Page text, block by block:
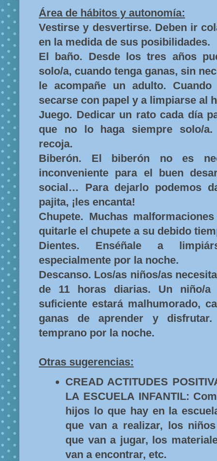
Área de hábitos y autonomía:
Vestirse y desvertirse. Deben ir
en la medida de sus posibilidades.
El baño. Desde los tres años
solo/a, cuando tenga ganas, sin
le acompañe un adulto.
secarse con papel y a limpiarse al
Juego. Dedicar un rato cada día
que no lo haga siempre solo/a.
recoja.
Biberón. El biberón no es
inconveniente para el buen
social… Para dejarlo podemos
pajita, ¡les encanta!
Chupete. Muchas
quitarle el chupete a su debido
Dientes. Enséñale a
especialmente por la noche.
Descanso. Los/as niños/as
de 11 horas diarias. Un niño/
suficiente estará malhumorado,
ganas de aprender y disfrutar.
temprano por la noche.
Otras sugerencias:
CREAD ACTITUDES
LA ESCUELA INFANTIL:
hijos lo que hay en la
que van a realizar, los
que van a jugar, los
van a encontrar, etc.